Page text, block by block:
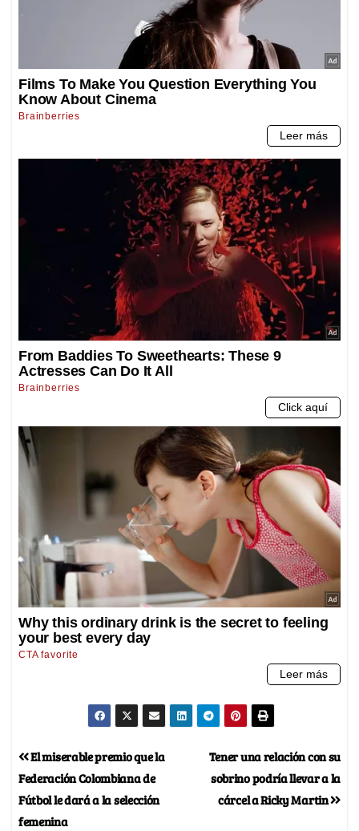
Tener una relación con su
sobrino podría llevar a la
cárcel a Ricky Martin
El miserable premio que la
Federación Colombiana de
Fútbol le dará a la selección
femenina